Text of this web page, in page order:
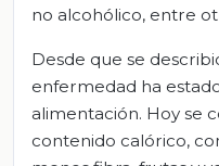
no alcohólico, entre
Desde que se
enfermedad ha
alimentación. Hoy se
contenido calórico,